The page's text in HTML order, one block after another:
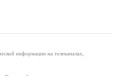
информации на телеканалах,